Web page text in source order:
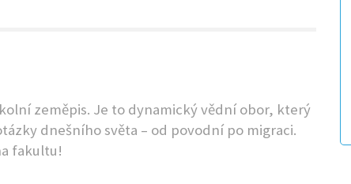
zeměpis. Je to dynamický vědní obor, který
dnešního světa – od povodní po migraci.
fakultu!